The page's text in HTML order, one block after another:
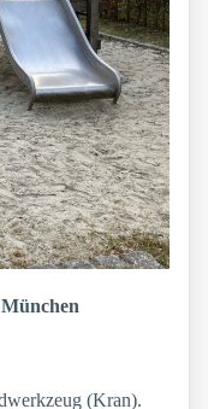
(Kran).